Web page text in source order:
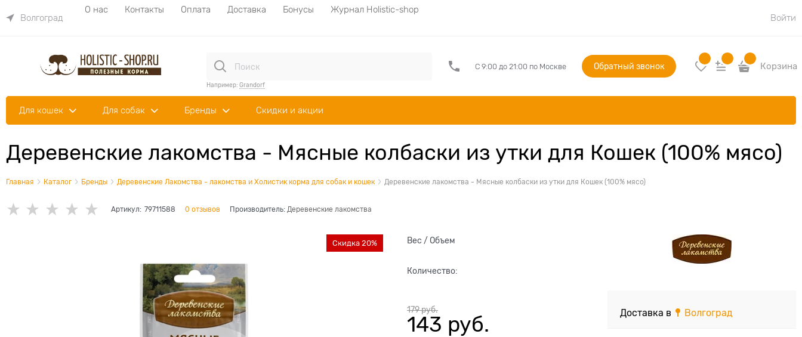
Волгоград
О нас Контакты Оплата Доставка Бонусы
Журнал Holistic-shop
Войти
Например: Grandorf
С 9:00 до 21:00 по Москве Обратный звонок Корзина
Для кошек Для собак Бренды Скидки и акции
Деревенские лакомства - Мясные колбаски из утки для Кошек (100% мясо)
Главная Каталог Бренды Деревенские Лакомства - лакомства и Холистик корма для собак и кошек Деревенские лакомства - Мясные колбаски из утки для Кошек (100% мясо)
Артикул: 79711588 0 отзывов Производитель: Деревенские лакомства
Скидка 20% Вес / Объем
Количество:
179 руб.
143 руб. Доставка в Волгоград